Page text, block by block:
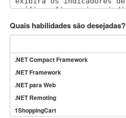
Quais habilidades são desejadas?
.NET Compact Framework
.NET Framework
.NET para Web
.NET Remoting
1ShoppingCart